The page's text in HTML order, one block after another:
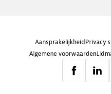
AansprakelijkheidPrivacy
Algemene voorwaarden